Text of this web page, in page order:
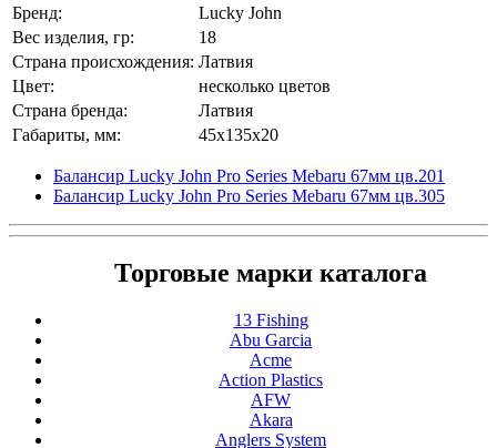
Бренд:
Lucky John
Вес изделия, гр:
18
Страна происхождения: Латвия
Цвет:
несколько цветов
Страна бренда:
Латвия
Габариты, мм:
45x135x20
Балансир Lucky John Pro Series Mebaru 67мм цв.201
Балансир Lucky John Pro Series Mebaru 67мм цв.305
Торговые марки каталога
13 Fishing
Abu Garcia
Acme
Action Plastics
AFW
Akara
Anglers System